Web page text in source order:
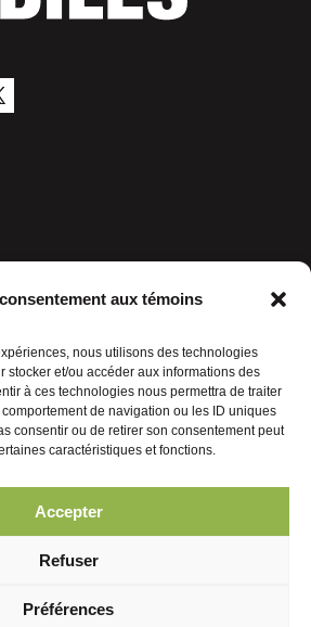
aux témoins
nous utilisons des technologies
stocker et/ou accéder aux informations des
à ces technologies nous permettra de traiter
de navigation ou les ID uniques
consentir ou de retirer son consentement peut
caractéristiques et fonctions.
Accepter
Refuser
Préférences
Gérer le consentement aux témoins
Tous droits réservés. | Réalisation :